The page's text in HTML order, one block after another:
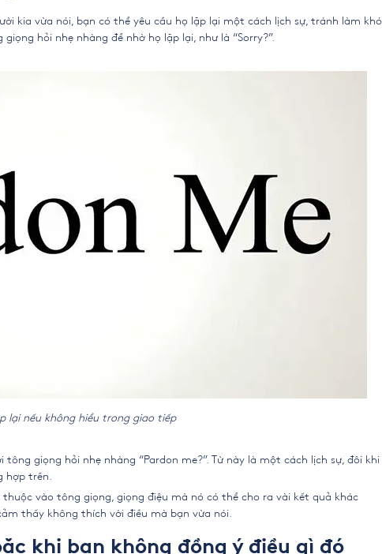
kia vừa nói, bạn có thể yêu cầu họ lặp lại một cách lịch sự, tránh làm khó
hỏi nhẹ nhàng để nhờ họ lặp lại, như là “Sorry?”.
lại nếu không hiểu trong giao tiếp
giọng hỏi nhẹ nhàng “Pardon me?”. Từ này là một cách lịch sự, đôi khi
hợp trên.
thuộc vào tông giọng, giọng điệu mà nó có thể cho ra vài kết quả khác
thấy không thích với điều mà bạn vừa nói.
khi bạn không đồng ý điều gì đó